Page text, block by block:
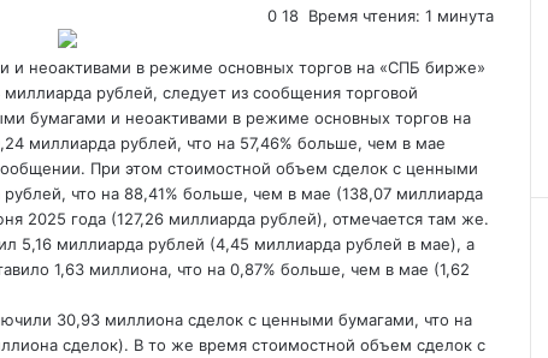
0 18 Время чтения: 1 минута
и неоактивами в режиме основных торгов на «СПБ бирже»
рублей, следует из сообщения торговой
бумагами и неоактивами в режиме основных торгов на
миллиарда рублей, что на 57,46% больше, чем в мае
При этом стоимостной объем сделок с ценными
что на 88,41% больше, чем в мае (138,07 миллиарда
2025 года (127,26 миллиарда рублей), отмечается там же.
5,16 миллиарда рублей (4,45 миллиарда рублей в мае), а
1,63 миллиона, что на 0,87% больше, чем в мае (1,62
30,93 миллиона сделок с ценными бумагами, что на
сделок). В то же время стоимостной объем сделок с